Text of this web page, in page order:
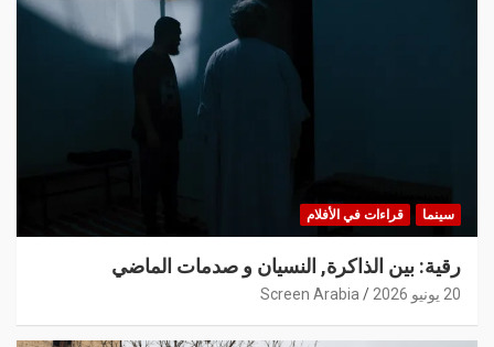
سينما قراءات في الأفلام
رقية: بين الذاكرة, النسيان و صدمات الماضي
20 يونيو 2026 Screen Arabia